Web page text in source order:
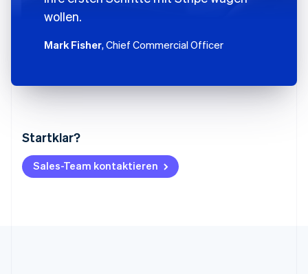
Startklar?
Sales-Team kontaktieren
wollen.
Mark Fisher, Chief Commercial Officer
Australien
Belgien
NederlandsFrançaisDeutschEnglish